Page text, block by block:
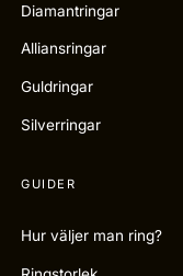
Diamantringar
Alliansringar
Guldringar
Silverringar
GUIDER
Hur väljer man ring?